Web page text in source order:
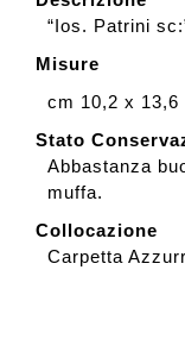
“Ios. Patrini
Misure
cm 10,2 x 13,6
Stato
Abbastanza
muffa.
Collocazione
Carpetta